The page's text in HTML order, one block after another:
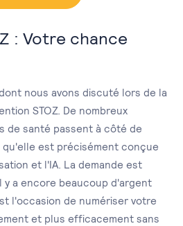
: Votre chance
nous avons discuté lors de la
STOZ. De nombreux
de santé passent à côté de
est précisément conçue
et l'IA. La demande est
y a encore beaucoup d'argent
l'occasion de numériser votre
et plus efficacement sans